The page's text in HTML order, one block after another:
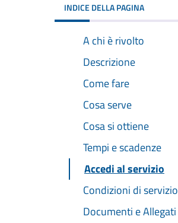
INDICE DELLA PAGINA
A chi è rivolto
Descrizione
Come fare
Cosa serve
Cosa si ottiene
Tempi e scadenze
Accedi al servizio
Condizioni di servizio
Documenti e Allegati